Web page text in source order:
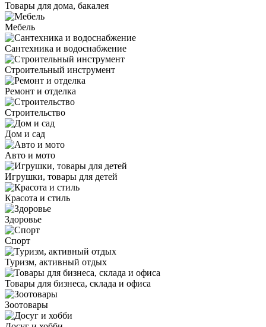
Товары для дома, бакалея
Мебель
Сантехника и водоснабжение
Строительный инструмент
Ремонт и отделка
Строительство
Дом и сад
Авто и мото
Игрушки, товары для детей
Красота и стиль
Здоровье
Спорт
Туризм, активный отдых
Товары для бизнеса, склада и офиса
Зоотовары